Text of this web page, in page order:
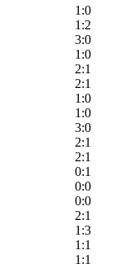
1:0
1:2
3:0
1:0
2:1
2:1
1:0
1:0
3:0
2:1
2:1
0:1
0:0
0:0
2:1
1:3
1:1
1:1